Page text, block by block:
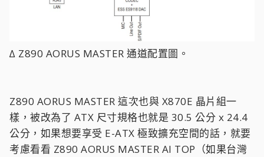
∆ Z890 AORUS MASTER 通道配置圖。
Z890 AORUS MASTER 這次也與 X870E 晶片組一
樣，被改為了 ATX 尺寸規格也就是 30.5 公分 x 24.4
公分，如果想要享受 E-ATX 極致擴充空間的話，就要
考慮看看 Z890 AORUS MASTER AI TOP（如果台灣